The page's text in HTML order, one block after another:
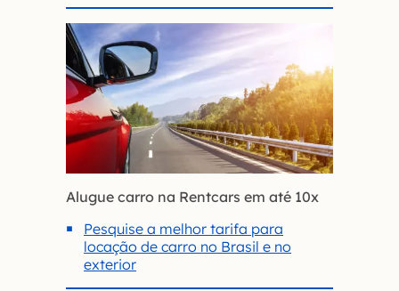
Alugue carro na Rentcars em até 10x
Pesquise a melhor tarifa para
locação de carro no Brasil e no
exterior